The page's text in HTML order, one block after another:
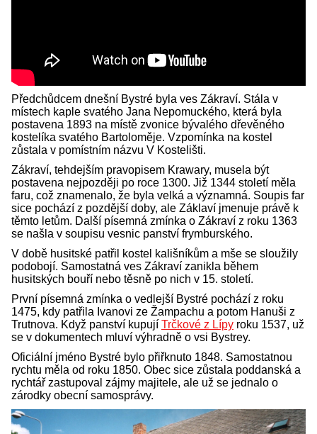
Předchůdcem dnešní Bystré byla ves Zákraví. Stála v
místech kaple svatého Jana Nepomuckého, která byla
postavena 1893 na místě zvonice bývalého dřevěného
kostelíka svatého Bartoloměje. Vzpomínka na kostel
zůstala v pomístním názvu V Kostelišti.
Zákraví, tehdejším pravopisem Krawary, musela být
postavena nejpozději po roce 1300. Již 1344 století měla
faru, což znamenalo, že byla velká a významná. Soupis far
sice pochází z pozdější doby, ale Záklaví jmenuje právě k
těmto letům. Další písemná zmínka o Zákraví z roku 1363
se našla v soupisu vesnic panství frymburského.
V době husitské patřil kostel kališníkům a mše se sloužily
podobojí. Samostatná ves Zákraví zanikla během
husitských bouří nebo těsně po nich v 15. století.
První písemná zmínka o vedlejší Bystré pochází z roku
1475, kdy patřila Ivanovi ze Žampachu a potom Hanuši z
Trutnova. Když panství kupují Trčkové z Lípy roku 1537, už
se v dokumentech mluví výhradně o vsi Bystrey.
Oficiální jméno Bystré bylo přiřknuto 1848. Samostatnou
rychtu měla od roku 1850. Obec sice zůstala poddanská a
rychtář zastupoval zájmy majitele, ale už se jednalo o
zárodky obecní samosprávy.